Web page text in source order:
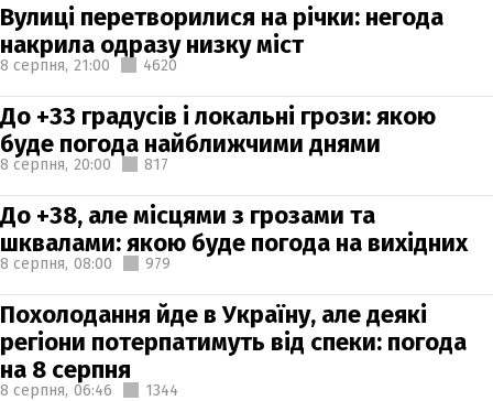
Вулиці перетворилися на річки: негода
накрила одразу низку міст
8 серпня, 21:00 4620
До +33 градусів і локальні грози: якою
буде погода найближчими днями
8 серпня, 20:00 817
До +38, але місцями з грозами та
шквалами: якою буде погода на вихідних
8 серпня, 08:00 979
Похолодання йде в Україну, але деякі
регіони потерпатимуть від спеки: погода
на 8 серпня
8 серпня, 06:46 1344